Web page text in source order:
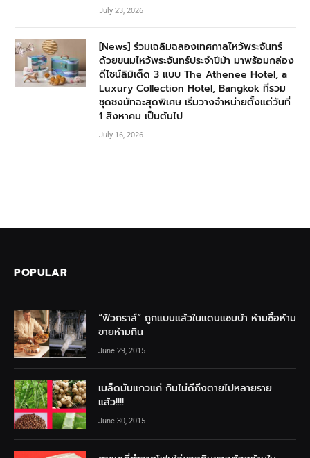
July 23, 2026
[News] ร่วมเฉลิมฉลองเทศกาลไหว้พระจันทร์
ด้วยขนมไหว้พระจันทร์ประจำปีม้า มาพร้อมกล่อง
ดีไซน์ลิมิเต็ด 3 แบบ The Athenee Hotel, a
Luxury Collection Hotel, Bangkok ที่รวม
ชุดชงมัทฉะสุดพิเศษ เริ่มวางจำหน่ายตั้งแต่วันที่
1 สิงหาคม เป็นต้นไป
July 16, 2026
POPULAR
“ฟัวกราส์” ถูกแบนแล้วในแดนแซมบ้า ห้ามซื้อห้าม
ขายห้ามกิน
June 29, 2015
เมล็ดมันแกวแก่ กินไม่ดีถึงตายไปหลายราย
แล้ว!!!!
June 30, 2015